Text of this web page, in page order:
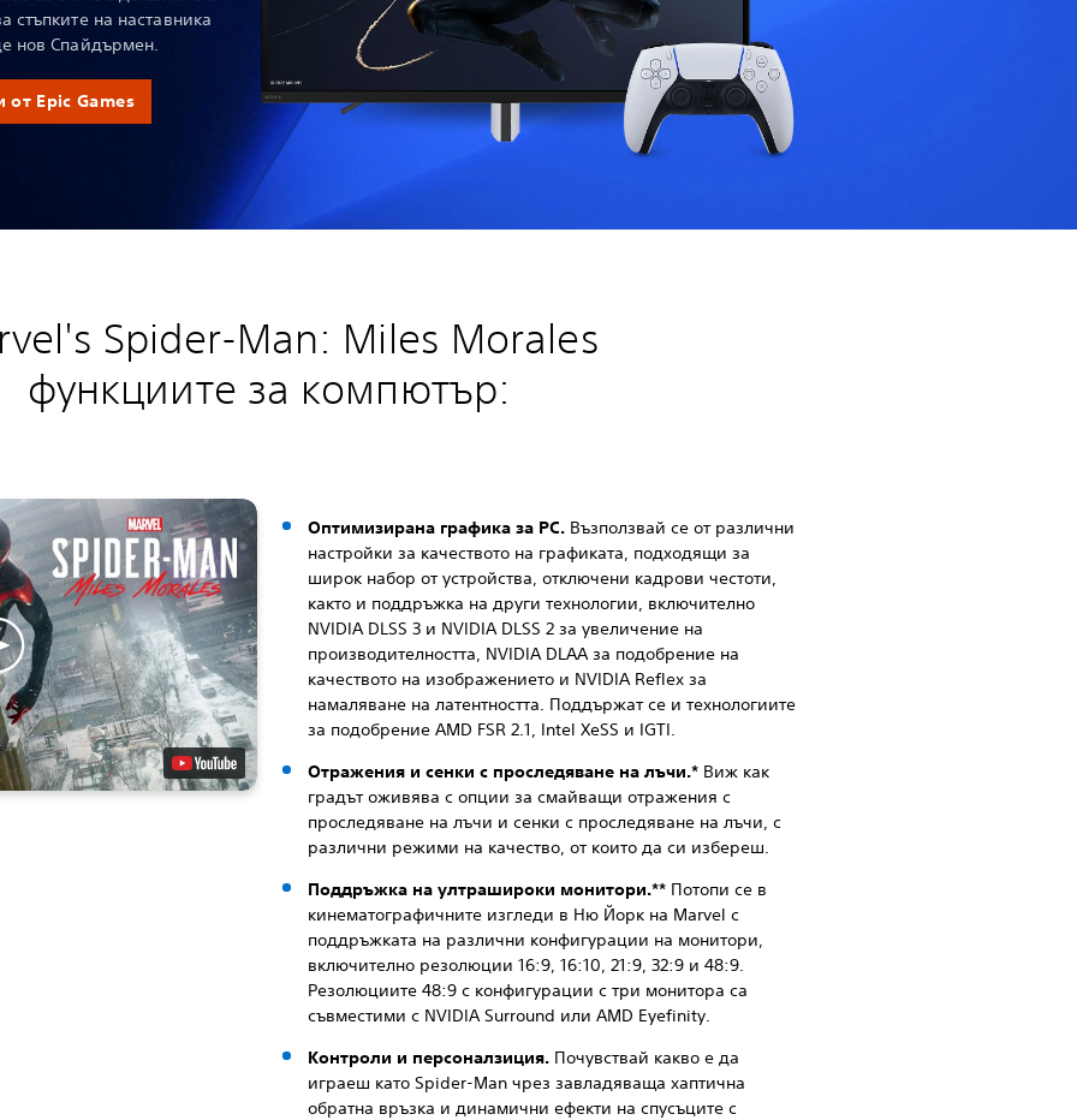
стъпките на наставника
нов Спайдърмен.
от Epic Games
Spider-Man: Miles Morales
функциите за компютър:
Оптимизирана графика за PC. Възползвай се от различни
настройки за качеството на графиката, подходящи за
широк набор от устройства, отключени кадрови честоти,
както и поддръжка на други технологии, включително
NVIDIA DLSS 3 и NVIDIA DLSS 2 за увеличение на
производителността, NVIDIA DLAA за подобрение на
качеството на изображението и NVIDIA Reflex за
намаляване на латентността. Поддържат се и технологиите
за подобрение AMD FSR 2.1, Intel XeSS и IGTI.
Отражения и сенки с проследяване на лъчи.*Виж как
градът оживява с опции за смайващи отражения с
проследяване на лъчи и сенки с проследяване на лъчи, с
различни режими на качество, от които да си избереш.
Поддръжка на ултрашироки монитори.** Потопи се в
кинематографичните изгледи в Ню Йорк на Marvel с
поддръжката на различни конфигурации на монитори,
включително резолюции 16:9, 16:10, 21:9, 32:9 и 48:9.
Резолюциите 48:9 с конфигурации с три монитора са
съвместими с NVIDIA Surround или AMD Eyefinity.
Контроли и персоналзиция. Почувствай какво е да
играеш като Spider-Man чрез завладяваща хаптична
обратна връзка и динамични ефекти на спусъците с